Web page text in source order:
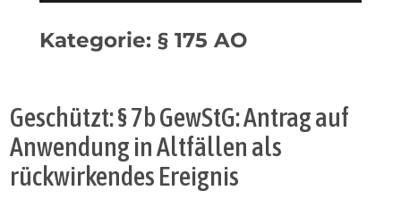
Kategorie: § 175 AO
Geschützt: § 7b GewStG: Antrag auf
Anwendung in Altfällen als
rückwirkendes Ereignis